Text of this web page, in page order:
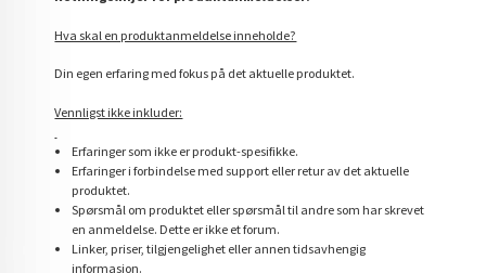
Hva skal en produktanmeldelse inneholde?
Din egen erfaring med fokus på det aktuelle produktet.
Vennligst ikke inkluder:
Erfaringer som ikke er produkt-spesifikke.
Erfaringer i forbindelse med support eller retur av det aktuelle
produktet.
Spørsmål om produktet eller spørsmål til andre som har skrevet
en anmeldelse. Dette er ikke et forum.
Linker, priser, tilgjengelighet eller annen tidsavhengig
informasjon.